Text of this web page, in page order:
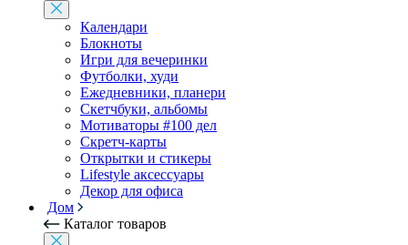
Календари
Блокноты
Игри для вечеринки
Футболки, худи
Ежедневники, планери
Скетчбуки, альбомы
Мотиваторы #100 дел
Скретч-карты
Открытки и стикеры
Lifestyle аксессуары
Декор для офиса
Дом
Каталог товаров